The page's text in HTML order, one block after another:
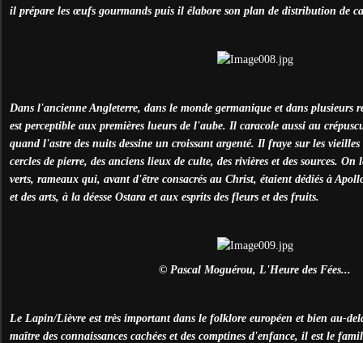
il prépare les œufs gourmands puis il élabore son plan de distribution de
Dans l'ancienne Angleterre, dans le monde germanique et dans plusieurs
est perceptible aux premières lueurs de l'aube. Il caracole aussi au
quand l'astre des nuits dessine un croissant argenté. Il fraye sur les
cercles de pierre, des anciens lieux de culte, des rivières et des sources. On
verts, rameaux qui, avant d'être consacrés au Christ, étaient dédiés à
et des arts, à la déesse Ostara et aux esprits des fleurs et des fruits.
© Pascal Moguérou, L'Heure des Fées...
Le Lapin/Lièvre est très important dans le folklore européen et bien au-
maître des connaissances cachées et des comptines d'enfance, il est le